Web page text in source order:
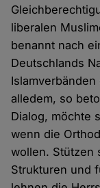
liberalen
benannt nach
Deutschlands
alledem, so
Dialog, möchte
wenn die
wollen. Stützen
Strukturen und